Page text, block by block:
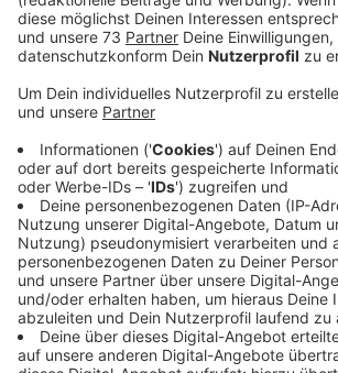
es in einer Stellungnahme der Natur-
Umweltschutzverbände.
Eindeutige Beweise
Anzeige
BUND, LNU und NABU NRW verlangen
eindeutige Beweise für eine